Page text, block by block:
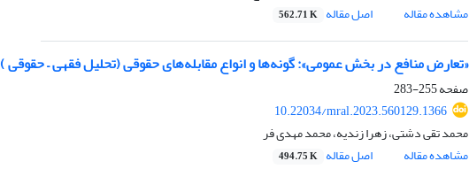
مشاهده مقاله
اصل مقاله 562.71 K
«تعارض منافع در بخش عمومی»: گونه‌ها و انواع مقابله‌های حقوقی (تحلیل فقهی – حقوقی )
صفحه255-283
10.22034/mral.2023.560129.1366
محمد تقی دشتی، زهرا زندیه، محمد مهدی فر
مشاهده مقاله
اصل مقاله 494.75 K